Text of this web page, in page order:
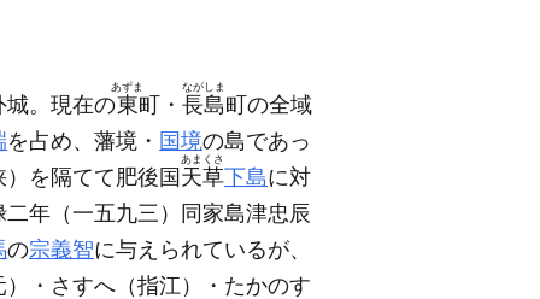
城。現在の東
あずま
町・ 長島
ながしま
町の全域
を占め、藩境・ 国境の島であっ
を隔てて肥後国 天草
あまくさ
下島に対
二年 （一五九三）
同家島津忠辰
の宗義智に与えられているが、
・さすへ （指江）
・たかのす